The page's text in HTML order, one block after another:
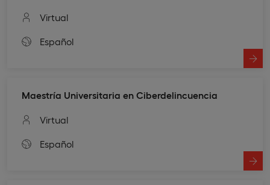
Virtual
Español
Maestría Universitaria en Ciberdelincuencia
Virtual
Español